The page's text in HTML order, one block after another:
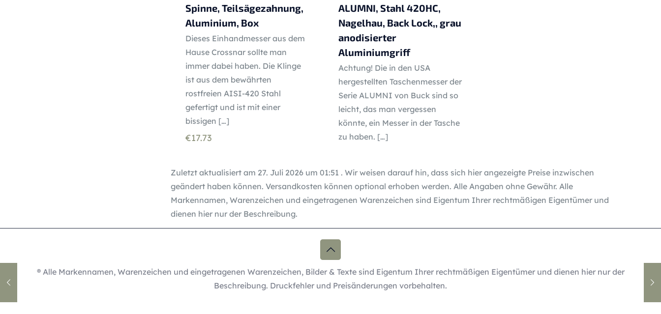
Spinne, Teilsägezahnung,
Aluminium, Box
Dieses Einhandmesser aus dem
Hause Crossnar sollte man
immer dabei haben. Die Klinge
ist aus dem bewährten
rostfreien AISI-420 Stahl
gefertigt und ist mit einer
bissigen […]
€17.73
ALUMNI, Stahl 420HC,
Nagelhau, Back Lock,, grau
anodisierter
Aluminiumgriff
Achtung! Die in den USA
hergestellten Taschenmesser der
Serie ALUMNI von Buck sind so
leicht, das man vergessen
könnte, ein Messer in der Tasche
zu haben. […]
Zuletzt aktualisiert am 27. Juli 2026 um 01:51 . Wir weisen darauf hin, dass sich hier angezeigte Preise inzwischen
geändert haben können. Versandkosten können optional erhoben werden. Alle Angaben ohne Gewähr. Alle
Markennamen, Warenzeichen und eingetragenen Warenzeichen sind Eigentum Ihrer rechtmäßigen Eigentümer und
dienen hier nur der Beschreibung.
® Alle Markennamen, Warenzeichen und eingetragenen Warenzeichen, Bilder & Texte sind Eigentum Ihrer rechtmäßigen Eigentümer und dienen hier nur der
Beschreibung. Druckfehler und Preisänderungen vorbehalten.